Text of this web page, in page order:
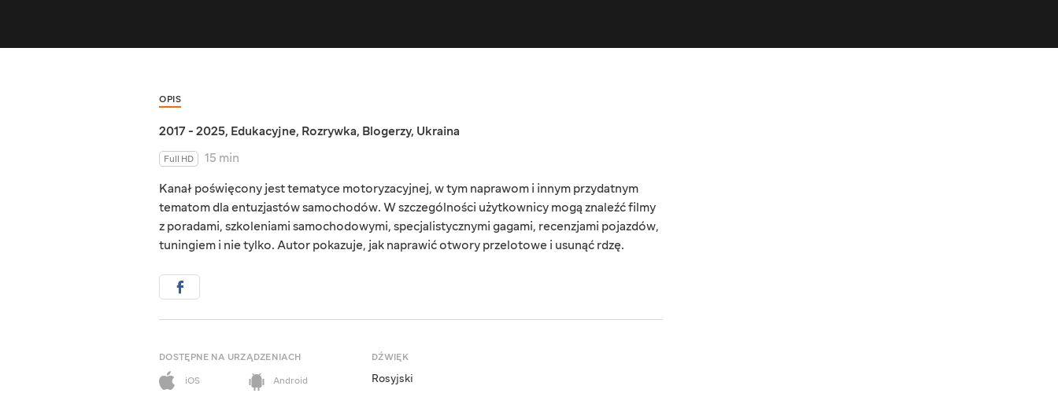
OPIS
2017 - 2025, Edukacyjne, Rozrywka, Blogerzy, Ukraina
Full HD
15 min
Kanał poświęcony jest tematyce motoryzacyjnej, w tym naprawom i innym przydatnym
tematom dla entuzjastów samochodów. W szczególności użytkownicy mogą znaleźć filmy
z poradami, szkoleniami samochodowymi, specjalistycznymi gagami, recenzjami pojazdów,
tuningiem i nie tylko. Autor pokazuje, jak naprawić otwory przelotowe i usunąć rdzę.
DOSTĘPNE NA URZĄDZENIACH
iOS
Android
DŹWIĘK
Rosyjski